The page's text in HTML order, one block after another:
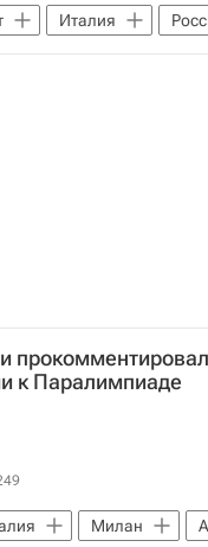
Италия
комитет
к Паралимпиаде
Милан